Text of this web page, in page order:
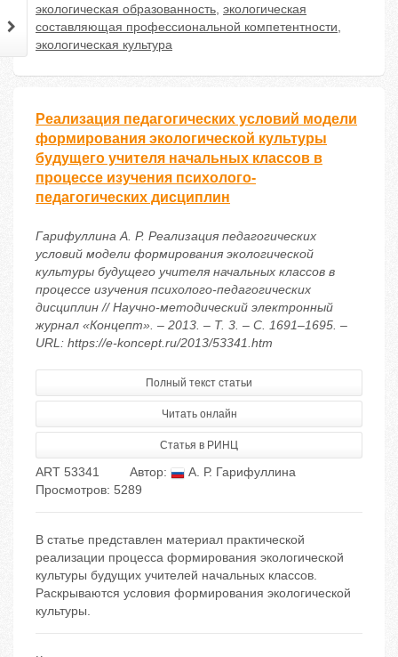
экологическая образованность, экологическая
составляющая профессиональной компетентности,
экологическая культура
Реализация педагогических условий модели
формирования экологической культуры
будущего учителя начальных классов в
процессе изучения психолого-
педагогических дисциплин
Гарифуллина А. Р. Реализация педагогических
условий модели формирования экологической
культуры будущего учителя начальных классов в
процессе изучения психолого-педагогических
дисциплин // Научно-методический электронный
журнал «Концепт». – 2013. – Т. 3. – С. 1691–1695. –
URL: https://e-koncept.ru/2013/53341.htm
Полный текст статьи
Читать онлайн
Статья в РИНЦ
ART 53341 Автор:
А. Р. Гарифуллина
Просмотров: 5289
В статье представлен материал практической
реализации процесса формирования экологической
культуры будущих учителей начальных классов.
Раскрываются условия формирования экологической
культуры.